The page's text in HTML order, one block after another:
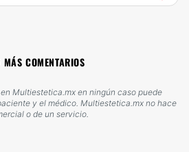
MÁS COMENTARIOS
Multiestetica.mx en ningún caso puede
y el médico. Multiestetica.mx no hace
o de un servicio.